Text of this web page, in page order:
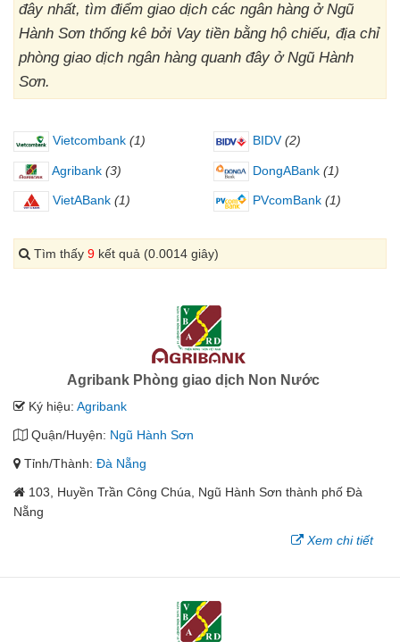
đây nhất, tìm điểm giao dịch các ngân hàng ở Ngũ
Hành Sơn thống kê bởi Vay tiền bằng hộ chiếu, địa chỉ
phòng giao dịch ngân hàng quanh đây ở Ngũ Hành
Sơn.
Vietcombank (1) BIDV (2)
Agribank (3) DongABank (1)
VietABank (1) PVcomBank (1)
Tìm thấy 9 kết quả (0.0014 giây)
Agribank Phòng giao dịch Non Nước
Ký hiệu: Agribank
Quận/Huyện: Ngũ Hành Sơn
Tỉnh/Thành: Đà Nẵng
103, Huyền Trần Công Chúa, Ngũ Hành Sơn thành phố Đà
Nẵng
Xem chi tiết